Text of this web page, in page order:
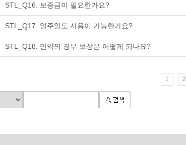
STL_Q16. 보증금이 필요한가요?
STL_Q17. 일주일도 사용이 가능한가요?
STL_Q18. 만약의 경우 보상은 어떻게 되나요?
1 2